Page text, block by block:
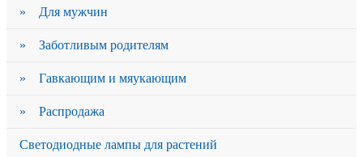
» Для мужчин
» Заботливым родителям
» Гавкающим и мяукающим
» Распродажа
Светодиодные лампы для растений